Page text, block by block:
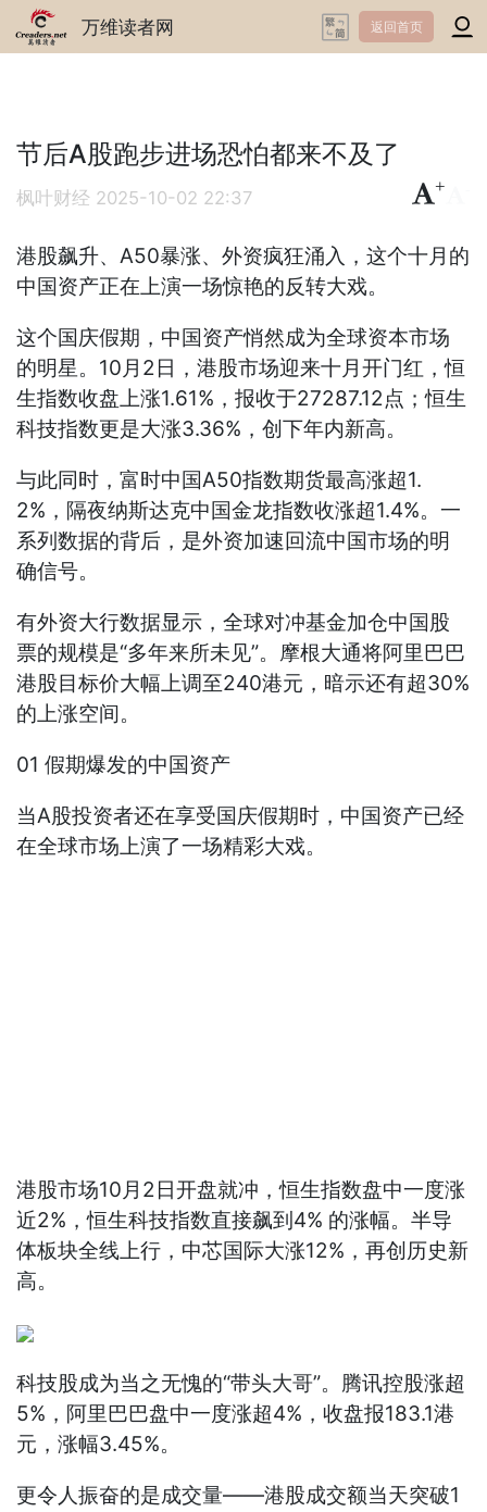
万维读者网 返回首页
节后A股跑步进场恐怕都来不及了
枫叶财经 2025-10-02 22:37
+
港股飙升、A50暴涨、外资疯狂涌入，这个十月的
中国资产正在上演一场惊艳的反转大戏。
这个国庆假期，中国资产悄然成为全球资本市场
的明星。10月2日，港股市场迎来十月开门红，恒
生指数收盘上涨1.61%，报收于27287.12点；恒生
科技指数更是大涨3.36%，创下年内新高。
与此同时，富时中国A50指数期货最高涨超1.
2%，隔夜纳斯达克中国金龙指数收涨超1.4%。一
系列数据的背后，是外资加速回流中国市场的明
确信号。
有外资大行数据显示，全球对冲基金加仓中国股
票的规模是“多年来所未见”。摩根大通将阿里巴巴
港股目标价大幅上调至240港元，暗示还有超30%
的上涨空间。
01 假期爆发的中国资产
当A股投资者还在享受国庆假期时，中国资产已经
在全球市场上演了一场精彩大戏。
港股市场10月2日开盘就冲，恒生指数盘中一度涨
近2%，恒生科技指数直接飙到4% 的涨幅。半导
体板块全线上行，中芯国际大涨12%，再创历史新
高。
科技股成为当之无愧的“带头大哥”。腾讯控股涨超
5%，阿里巴巴盘中一度涨超4%，收盘报183.1港
元，涨幅3.45%。
更令人振奋的是成交量——港股成交额当天突破1